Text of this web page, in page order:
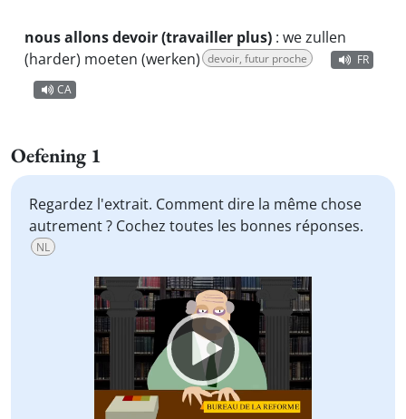
nous allons devoir (travailler plus) : we zullen
(harder) moeten (werken) devoir, futur proche
FR
CA
Oefening 1
Regardez l'extrait. Comment dire la même chose
autrement ? Cochez toutes les bonnes réponses.
NL
Video
Player